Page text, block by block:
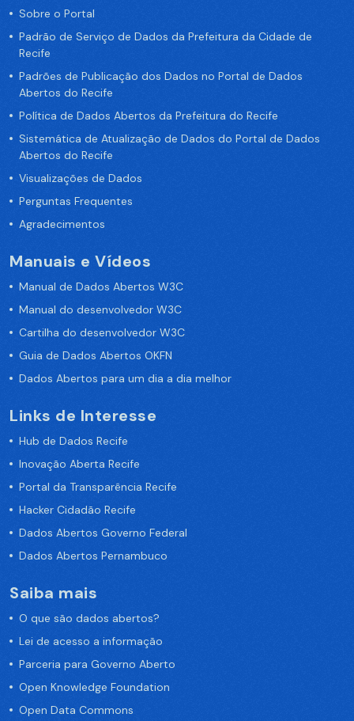
Sobre o Portal
Padrão de Serviço de Dados da Prefeitura da Cidade de
Recife
Padrões de Publicação dos Dados no Portal de Dados
Abertos do Recife
Política de Dados Abertos da Prefeitura do Recife
Sistemática de Atualização de Dados do Portal de Dados
Abertos do Recife
Visualizações de Dados
Perguntas Frequentes
Agradecimentos
Manuais e Vídeos
Manual de Dados Abertos W3C
Manual do desenvolvedor W3C
Cartilha do desenvolvedor W3C
Guia de Dados Abertos OKFN
Dados Abertos para um dia a dia melhor
Links de Interesse
Hub de Dados Recife
Inovação Aberta Recife
Portal da Transparência Recife
Hacker Cidadão Recife
Dados Abertos Governo Federal
Dados Abertos Pernambuco
Saiba mais
O que são dados abertos?
Lei de acesso a informação
Parceria para Governo Aberto
Open Knowledge Foundation
Open Data Commons